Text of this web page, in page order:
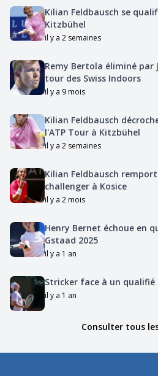
Kilian Feldbausch se
Kitzbühel
il y a 2 semaines
Remy Bertola éliminé par
tour des Swiss Indoors
il y a 9 mois
Kilian Feldbausch
l'ATP Tour à Kitzbühel
il y a 2 semaines
Kilian Feldbausch
challenger à Kosice
il y a 2 mois
Henry Bernet échoue en
Gstaad 2025
il y a 1 an
Stricker face à un qualifié
il y a 1 an
Consulter tous